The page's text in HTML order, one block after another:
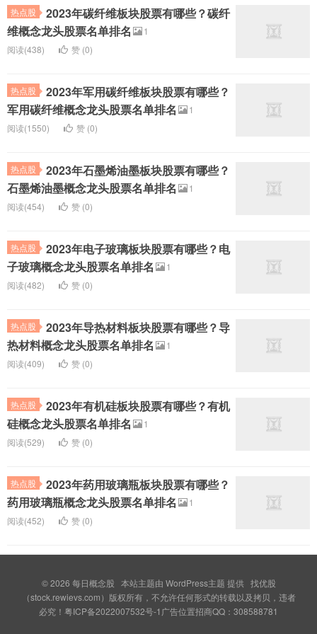
热点股
2023年碳纤维板块股票有哪些？碳纤
维概念龙头股票名单排名
1
阅读(438)
赞 (0)
热点股
2023年军用碳纤维板块股票有哪些？
军用碳纤维概念龙头股票名单排名
1
阅读(1550)
赞 (0)
热点股
2023年石墨烯油墨板块股票有哪些？
石墨烯油墨概念龙头股票名单排名
1
阅读(454)
赞 (0)
热点股
2023年电子玻璃板块股票有哪些？电
子玻璃概念龙头股票名单排名
1
阅读(482)
赞 (0)
热点股
2023年导热材料板块股票有哪些？导
热材料概念龙头股票名单排名
1
阅读(409)
赞 (0)
热点股
2023年有机硅板块股票有哪些？有机
硅概念龙头股票名单排名
1
阅读(529)
赞 (0)
热点股
2023年药用玻璃瓶板块股票有哪些？
药用玻璃瓶概念龙头股票名单排名
1
阅读(452)
赞 (0)
© 2026 每日概念股 本站主题由 WordPress主题 提供 找优股
（stock.rewievs.com）版权所有，不允许任何形式的转载以及拷贝，违者
必究！粤ICP备2022007532号-1广告位置招商QQ：308588781